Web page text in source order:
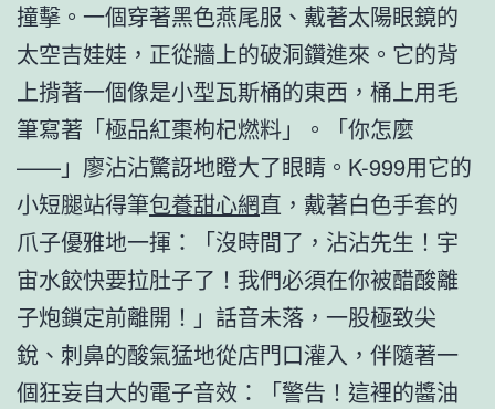
撞擊。一個穿著黑色燕尾服、戴著太陽眼鏡的
太空吉娃娃，正從牆上的破洞鑽進來。它的背
上揹著一個像是小型瓦斯桶的東西，桶上用毛
筆寫著「極品紅棗枸杞燃料」。「你怎麼
——」廖沾沾驚訝地瞪大了眼睛。K-999用它的
小短腿站得筆包養甜心網直，戴著白色手套的
爪子優雅地一揮：「沒時間了，沾沾先生！宇
宙水餃快要拉肚子了！我們必須在你被醋酸離
子炮鎖定前離開！」話音未落，一股極致尖
銳、刺鼻的酸氣猛地從店門口灌入，伴隨著一
個狂妄自大的電子音效：「警告！這裡的醬油